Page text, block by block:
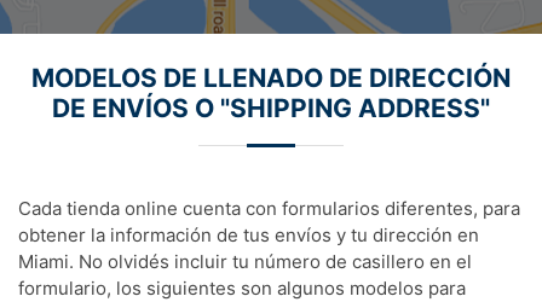
MODELOS DE LLENADO DE DIRECCIÓN
DE ENVÍOS O "SHIPPING ADDRESS"
Cada tienda online cuenta con formularios diferentes, para
obtener la información de tus envíos y tu dirección en
Miami. No olvidés incluir tu número de casillero en el
formulario, los siguientes son algunos modelos para